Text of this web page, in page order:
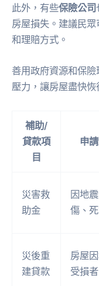
此外，有些保險公司
房屋損失。建議民
和理賠方式。
善用政府資源和保
壓力，讓房屋盡快恢
補助/
貸款項
目
申
災害救
助金
因地
傷、
災後重
建貸款
房屋
受損者